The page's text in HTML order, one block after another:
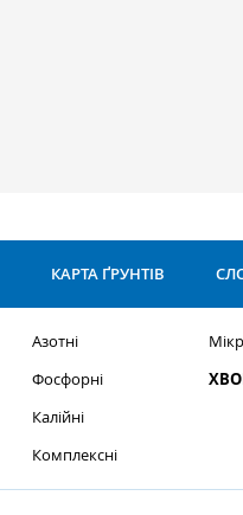
КАРТА ҐРУНТІВ
Азотні
Фосфорні
Калійні
Комплексні